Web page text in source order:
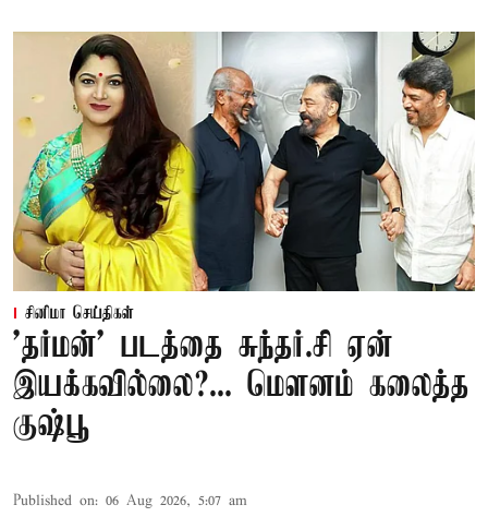
சினிமா செய்திகள்
'தர்மன்' படத்தை சுந்தர்.சி ஏன்
இயக்கவில்லை?... மௌனம் கலைத்த
குஷ்பூ
Published on: 06 Aug 2026, 5:07 am